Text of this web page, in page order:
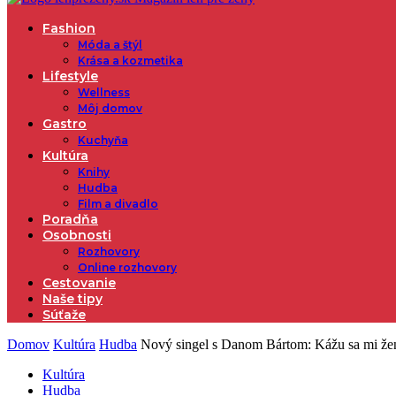
Fashion
Móda a štýl
Krása a kozmetika
Lifestyle
Wellness
Môj domov
Gastro
Kuchyňa
Kultúra
Knihy
Hudba
Film a divadlo
Poradňa
Osobnosti
Rozhovory
Online rozhovory
Cestovanie
Naše tipy
Súťaže
Domov Kultúra Hudba Nový singel s Danom Bártom: Kážu sa mi
Kultúra
Hudba